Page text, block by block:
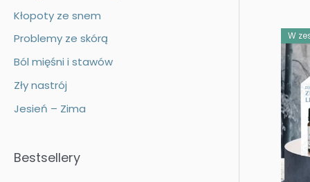
Kłopoty ze snem
Problemy ze skórą
Ból mięśni i stawów
Zły nastrój
Jesień – Zima
Bestsellery
W